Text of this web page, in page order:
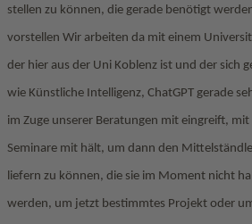
stellen zu können, die gerade benötigt
vorstellen Wir arbeiten da mit einem
der hier aus der Uni Koblenz ist und der sich
wie Künstliche Intelligenz, ChatGPT gerade
im Zuge unserer Beratungen mit eingreift,
Seminare mit hält, um dann den
liefern zu können, die sie im Moment nicht
werden, um jetzt bestimmtes Projekt oder